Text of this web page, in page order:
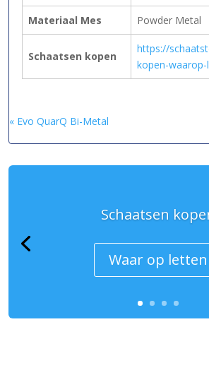
Materiaal Mes Powder Metal
Schaatsen kopen
https://
kopen-
« Evo QuarQ Bi-Metal
Schaatsen
Waar op letten